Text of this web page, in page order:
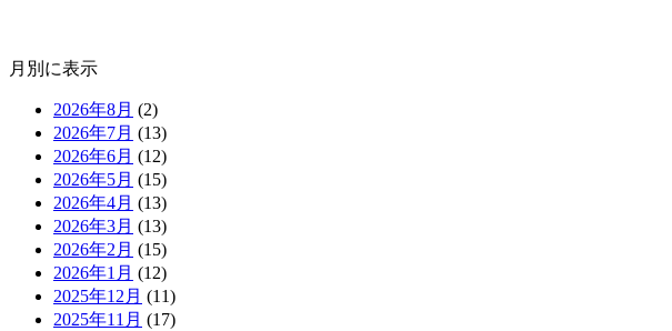
月別に表示
2026年8月 (2)
2026年7月 (13)
2026年6月 (12)
2026年5月 (15)
2026年4月 (13)
2026年3月 (13)
2026年2月 (15)
2026年1月 (12)
2025年12月 (11)
2025年11月 (17)